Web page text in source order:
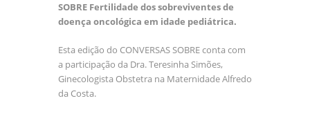
SOBRE Fertilidade dos sobreviventes de
doença oncológica em idade pediátrica.
Esta edição do CONVERSAS SOBRE conta com
a participação da Dra. Teresinha Simões,
Ginecologista Obstetra na Maternidade Alfredo
da Costa.